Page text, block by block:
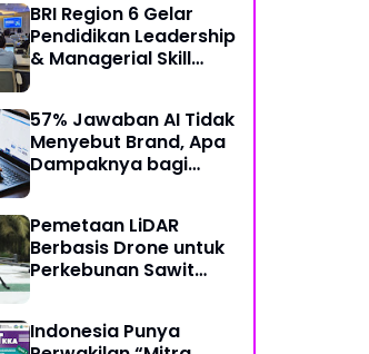
BRI Region 6 Gelar
Pendidikan Leadership
& Managerial Skill
For Better Individual
Decision”
57% Jawaban AI Tidak
Menyebut Brand, Apa
Dampaknya bagi
Pemetaan LiDAR
Berbasis Drone untuk
Perkebunan Sawit
Indonesia Punya